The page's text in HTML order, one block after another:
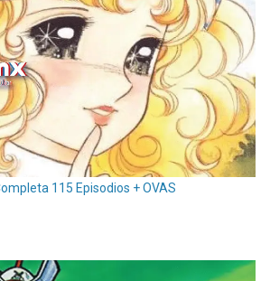
115 Episodios + OVAS